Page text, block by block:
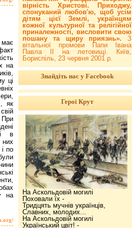
на
ці
як
в
них
по
на
вірність Христові. Приходжу,
спонуканий любов'ю, щоб усім
дітям цієї Землі, українцям
кожної культурної та релігійної
приналежності, висловити свою
пошану та щиру приязнь». З
вітальної промови Папи Івана
Павла ІІ на летовищі. Київ,
Бориспіль, 23 червня 2001 р.
Знайдіть нас у Facebook
Герої Крут
На Аскольдовій могилі
Поховали їх -
Тридцять мучнів українців,
Славних, молодих...
На Аскольдовій могилі
Український цвіт! -